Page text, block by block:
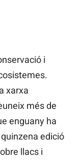
i
xarxa
més de
enguany ha
edició
llacs i